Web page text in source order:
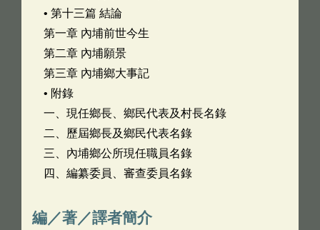
• 第十三篇 結論
第一章 內埔前世今生
第二章 內埔願景
第三章 內埔鄉大事記
• 附錄
一、現任鄉長、鄉民代表及村長名錄
二、歷屆鄉長及鄉民代表名錄
三、內埔鄉公所現任職員名錄
四、編纂委員、審查委員名錄
編／著／譯者簡介